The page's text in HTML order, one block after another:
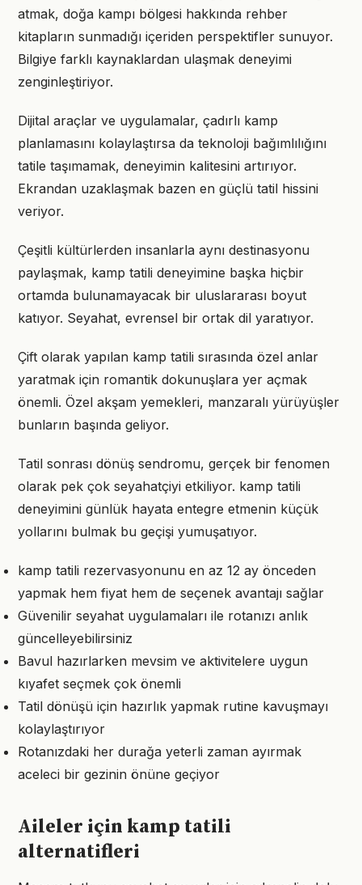
atmak, doğa kampı bölgesi hakkında rehber
kitapların sunmadığı içeriden perspektifler sunuyor.
Bilgiye farklı kaynaklardan ulaşmak deneyimi
zenginleştiriyor.
Dijital araçlar ve uygulamalar, çadırlı kamp
planlamasını kolaylaştırsa da teknoloji bağımlılığını
tatile taşımamak, deneyimin kalitesini artırıyor.
Ekrandan uzaklaşmak bazen en güçlü tatil hissini
veriyor.
Çeşitli kültürlerden insanlarla aynı destinasyonu
paylaşmak, kamp tatili deneyimine başka hiçbir
ortamda bulunamayacak bir uluslararası boyut
katıyor. Seyahat, evrensel bir ortak dil yaratıyor.
Çift olarak yapılan kamp tatili sırasında özel anlar
yaratmak için romantik dokunuşlara yer açmak
önemli. Özel akşam yemekleri, manzaralı yürüyüşler
bunların başında geliyor.
Tatil sonrası dönüş sendromu, gerçek bir fenomen
olarak pek çok seyahatçiyi etkiliyor. kamp tatili
deneyimini günlük hayata entegre etmenin küçük
yollarını bulmak bu geçişi yumuşatıyor.
kamp tatili rezervasyonunu en az 12 ay önceden
yapmak hem fiyat hem de seçenek avantajı sağlar
Güvenilir seyahat uygulamaları ile rotanızı anlık
güncelleyebilirsiniz
Bavul hazırlarken mevsim ve aktivitelere uygun
kıyafet seçmek çok önemli
Tatil dönüşü için hazırlık yapmak rutine kavuşmayı
kolaylaştırıyor
Rotanızdaki her durağa yeterli zaman ayırmak
aceleci bir gezinin önüne geçiyor
Aileler için kamp tatili
alternatifleri